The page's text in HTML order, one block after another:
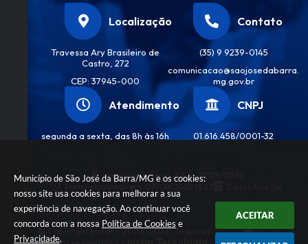
Município de São José da Barra/MG e os cookies:
nosso site usa cookies para melhorar a sua
experiência de navegação. Ao continuar você
concorda com a nossa Política de Cookies e
Privacidade.
ACEITAR
Localização
Travessa Ary Brasileiro de
Castro, 272
CEP: 37945-000
Contato
(35) 9 9239-0145
comunicacao@saojosedabarra.
mg.gov.br
Atendimento
segunda a sexta, das 8h às 16h
CNPJ
01.616.458/0001-32
Versão do Sistema: 3.5.3 - 19/06/2026
© Copyright Instar - 2006-2026. Todos os
direitos reservados -